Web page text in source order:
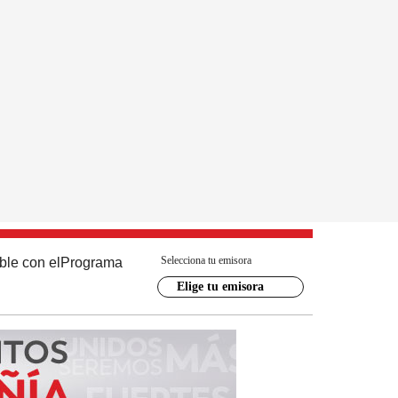
con el Programa Selecciona tu emisora
Elige tu emisora